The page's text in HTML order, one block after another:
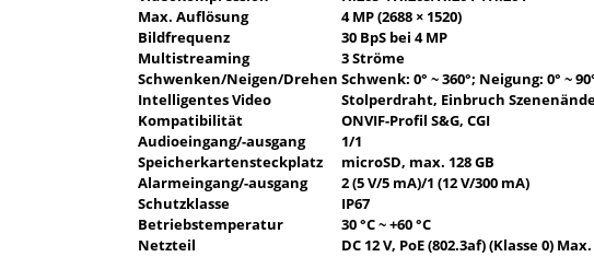
Max. Auflösung
4 MP (2688 × 1520)
Bildfrequenz
30 BpS bei 4 MP
Multistreaming
3 Ströme
Schwenken/Neigen/Drehen Schwenk: 0° ~ 360°; Neigung: 0° ~
Intelligentes Video
Stolperdraht, Einbruch
Kompatibilität
ONVIF-Profil S&G, CGI
Audioeingang/-ausgang
1/1
Speicherkartensteckplatz
microSD, max. 128 GB
Alarmeingang/-ausgang
2 (5 V/5 mA)/1 (12 V/300 mA)
Schutzklasse
IP67
Betriebstemperatur
30 °C ~ +60 °C
Netzteil
DC 12 V, PoE (802.3af) (Klasse 0)